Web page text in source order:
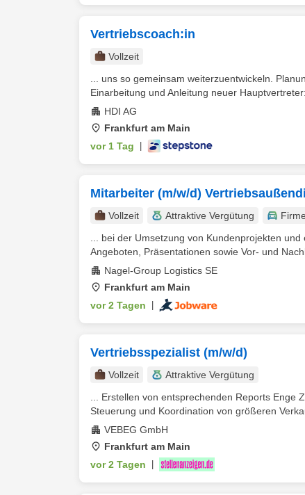
Vertriebscoach:in
Vollzeit
... uns so gemeinsam weiterzuentwickeln.
Einarbeitung und Anleitung neuer
HDI AG
Frankfurt am Main
vor 1 Tag
Mitarbeiter (m/w/d)
Vollzeit Attraktive Vergütung
... bei der Umsetzung von Kundenprojekten
Angeboten, Präsentationen sowie Vor- und
Nagel-Group Logistics SE
Frankfurt am Main
vor 2 Tagen
Vertriebsspezialist (m/w/d)
Vollzeit
Attraktive Vergütung
... Erstellen von entsprechenden Reports Enge
Steuerung und Koordination von größeren
VEBEG GmbH
Frankfurt am Main
vor 2 Tagen